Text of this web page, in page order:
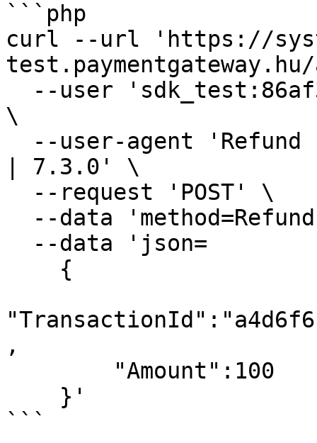
```php
curl --url 'https://
\
| 7.3.0' \
,
```